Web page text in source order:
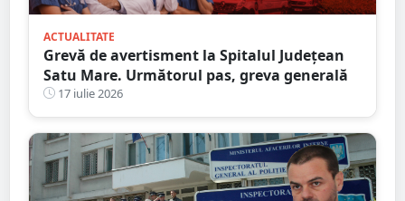
ACTUALITATE
Grevă de avertisment la Spitalul Județean
Satu Mare. Următorul pas, greva generală
17 iulie 2026